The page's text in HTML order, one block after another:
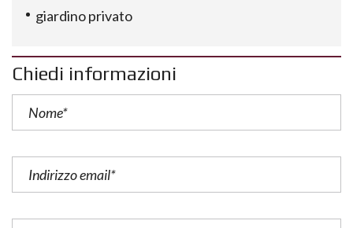
giardino privato
Chiedi informazioni